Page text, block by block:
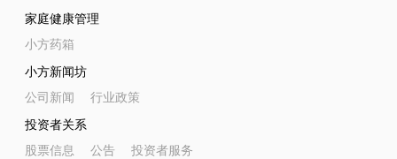
家庭健康管理
小方药箱
小方新闻坊
公司新闻
行业政策
投资者关系
股票信息
公告
投资者服务